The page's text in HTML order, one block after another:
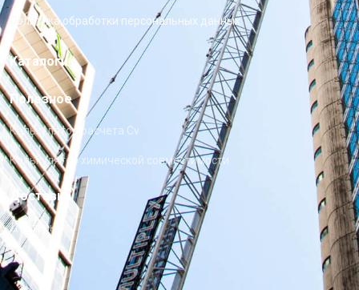
Политика обработки персональных данных
Каталоги
Полезное
Калькулятор расчета Cv
Калькулятор химической совместимости
Доставка
Доставка